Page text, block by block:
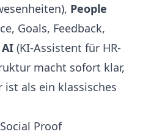
People
Goals, Feedback,
(KI-Assistent für HR-
macht sofort klar,
ist als ein klassisches
Proof